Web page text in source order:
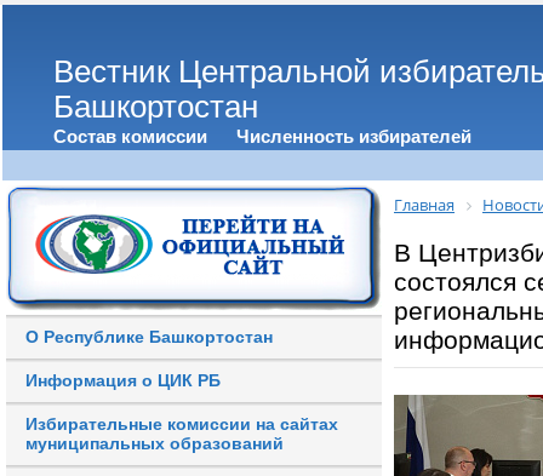
Вестник Центральной
Башкортостан
Состав комиссии Численность избирателей
О Республике Башкортостан
Информация о ЦИК РБ
Избирательные комиссии на сайтах
муниципальных образований
Главная
В
состоялся